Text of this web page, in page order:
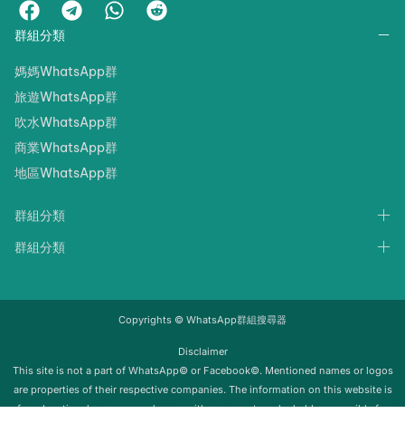
群組分類
媽媽WhatsApp群
旅遊WhatsApp群
吹水WhatsApp群
商業WhatsApp群
地區WhatsApp群
群組分類
群組分類
Copyrights © WhatsApp群組搜尋器
Disclaimer
‍‍This site is not a part of WhatsApp© or Facebook©. Mentioned names or logos
are properties of their respective companies. The information on this website is
for educational purposes only; we neither support nor be held responsible for